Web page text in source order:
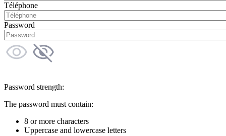
Téléphone
Password
Password strength:
The password must contain:
8 or more characters
Uppercase and lowercase letters